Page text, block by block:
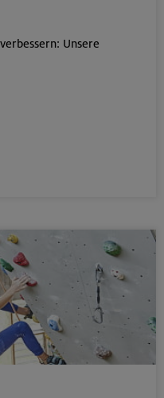
Unsere